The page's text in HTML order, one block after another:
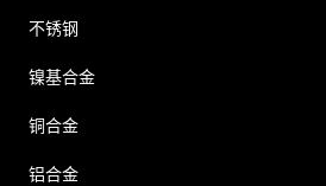
不锈钢
镍基合金
铜合金
铝合金